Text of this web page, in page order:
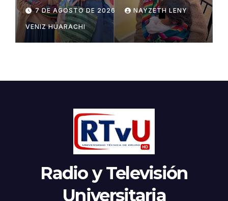
Potosí
7 DE AGOSTO DE 2026 NAYZETH LENY
VENIZ HUARACHI
Radio y Televisión
Universitaria